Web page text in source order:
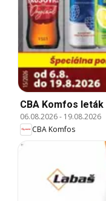
CBA Komfos leták
06.08.2026- 19.08.2026
CBA Komfos